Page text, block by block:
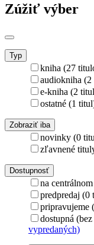
Zúžiť výber
Typ
kniha (27
audiokniha
e-kniha (2
ostatné (1
Zobraziť iba
novinky (0
zľavnené
Dostupnosť
na
predpredaj (0
pripravujeme
dostupná
vypredaných)